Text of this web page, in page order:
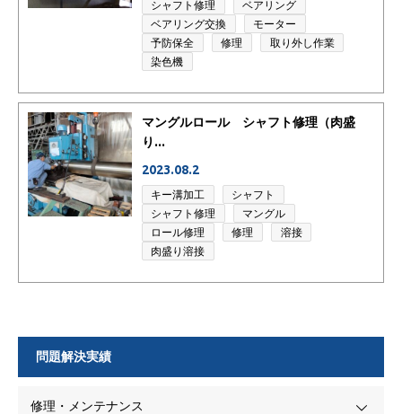
シャフト修理
ベアリング
ベアリング交換
モーター
予防保全
修理
取り外し作業
染色機
マングルロール シャフト修理（肉盛
り...
2023.08.2
キー溝加工
シャフト
シャフト修理
マングル
ロール修理
修理
溶接
肉盛り溶接
問題解決実績
修理・メンテナンス